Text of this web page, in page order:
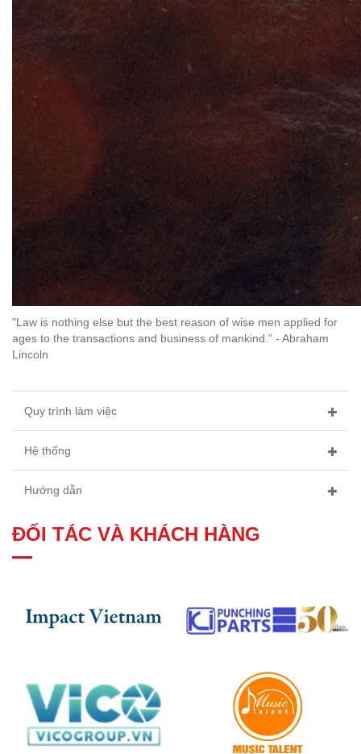
"Law is nothing else but the best reason of wise men applied for
ages to the transactions and business of mankind.” - Abraham
Lincoln
Quy trình làm việc
Hệ thống
Hướng dẫn
ĐỐI TÁC VÀ KHÁCH HÀNG